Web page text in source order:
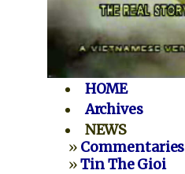
HOME
Archives
NEWS
» Commentaries
»Tin The Gioi